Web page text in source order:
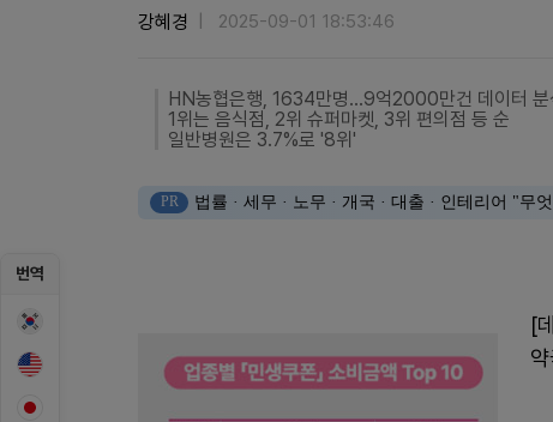
번역
강혜경 2025-09-01 18:53:46
HN농협은행, 1634만명…9억2000만건 데이터 분
1위는 음식점, 2위 슈퍼마켓, 3위 편의점 등 순
일반병원은 3.7%로 '8위'
PR 법률 · 세무 · 노무 · 개국 · 대출 · 인테리어 "무
[